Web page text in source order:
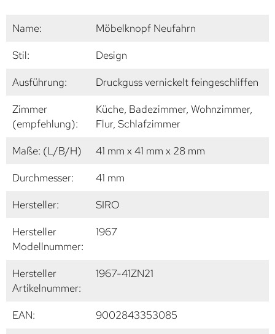
Name:
Möbelknopf Neufahrn
Stil:
Design
Ausführung:
Druckguss vernickelt feingeschliffen
Zimmer
(empfehlung):
Küche, Badezimmer, Wohnzimmer,
Flur, Schlafzimmer
Maße: (L/B/H)
41 mm x 41 mm x 28 mm
Durchmesser:
41 mm
Hersteller:
SIRO
Hersteller
Modellnummer:
1967
Hersteller
Artikelnummer:
1967-41ZN21
EAN:
9002843353085